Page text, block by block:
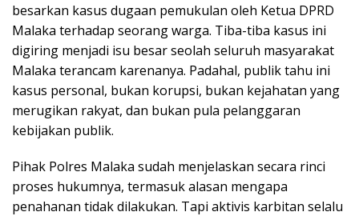
besarkan kasus dugaan pemukulan oleh Ketua DPRD
Malaka terhadap seorang warga. Tiba-tiba kasus ini
digiring menjadi isu besar seolah seluruh masyarakat
Malaka terancam karenanya. Padahal, publik tahu ini
kasus personal, bukan korupsi, bukan kejahatan yang
merugikan rakyat, dan bukan pula pelanggaran
kebijakan publik.
Pihak Polres Malaka sudah menjelaskan secara rinci
proses hukumnya, termasuk alasan mengapa
penahanan tidak dilakukan. Tapi aktivis karbitan selalu